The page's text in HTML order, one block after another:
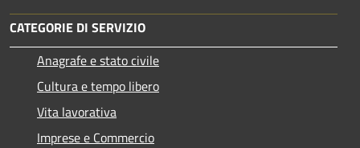
CATEGORIE DI SERVIZIO
Anagrafe e stato civile
Cultura e tempo libero
Vita lavorativa
Imprese e Commercio